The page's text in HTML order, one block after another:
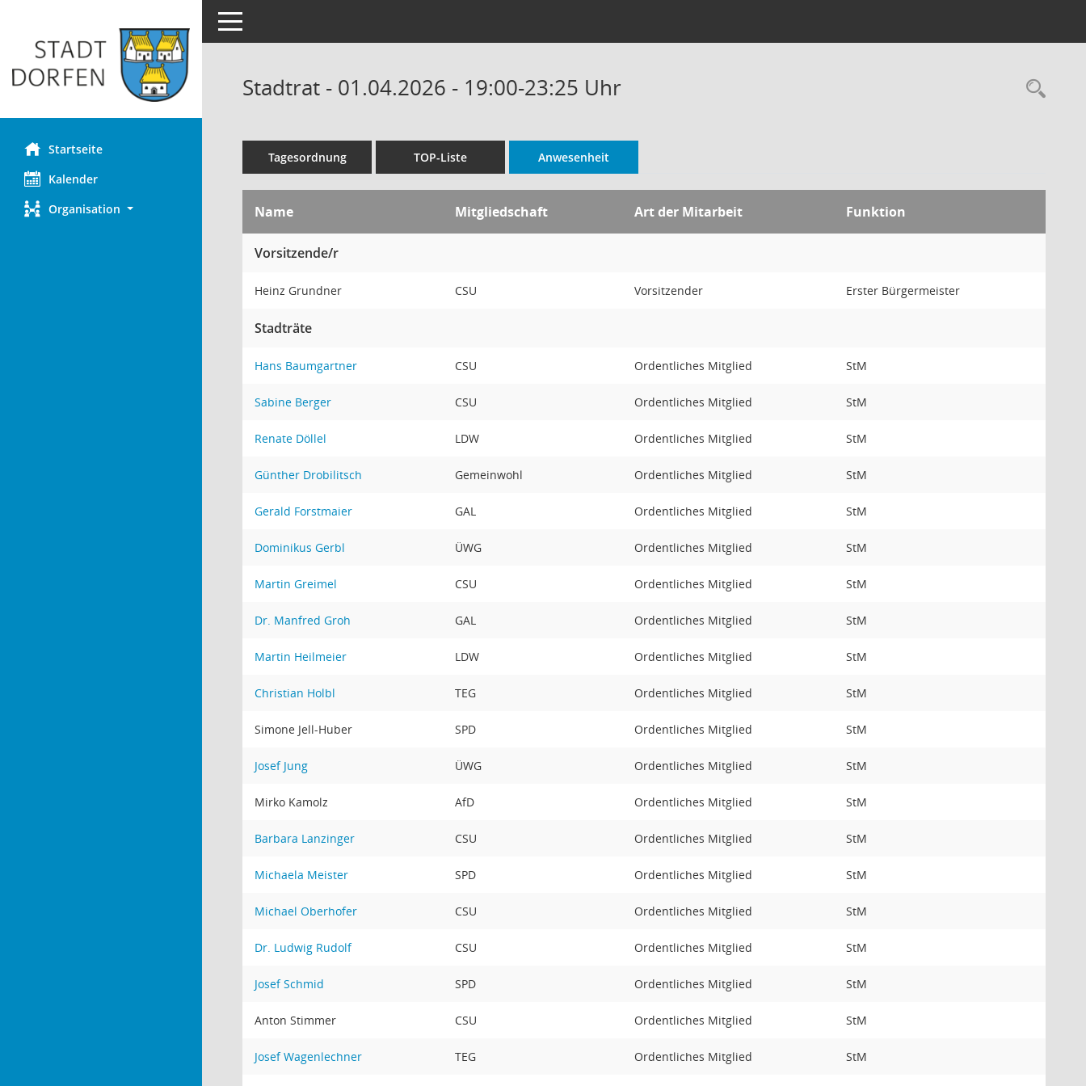
Startseite
Kalender
Organisation
Toggle navigation
Stadtrat - 01.04.2026 - 19:00-23:25 Uhr
Tagesordnung TOP-Liste Anwesenheit
Name Mitgliedschaft Art der Mitarbeit Funktion
Vorsitzende/r
Heinz Grundner CSU Vorsitzender Erster Bürgermeister
Stadträte
Hans Baumgartner CSU Ordentliches Mitglied StM
Sabine Berger CSU Ordentliches Mitglied StM
Renate Döllel LDW Ordentliches Mitglied StM
Günther Drobilitsch Gemeinwohl Ordentliches Mitglied StM
Gerald Forstmaier GAL Ordentliches Mitglied StM
Dominikus Gerbl ÜWG Ordentliches Mitglied StM
Martin Greimel CSU Ordentliches Mitglied StM
Dr. Manfred Groh GAL Ordentliches Mitglied StM
Martin Heilmeier LDW Ordentliches Mitglied StM
Christian Holbl TEG Ordentliches Mitglied StM
Simone Jell-Huber SPD Ordentliches Mitglied StM
Josef Jung ÜWG Ordentliches Mitglied StM
Mirko Kamolz AfD Ordentliches Mitglied StM
Barbara Lanzinger CSU Ordentliches Mitglied StM
Michaela Meister SPD Ordentliches Mitglied StM
Michael Oberhofer CSU Ordentliches Mitglied StM
Dr. Ludwig Rudolf CSU Ordentliches Mitglied StM
Josef Schmid SPD Ordentliches Mitglied StM
Anton Stimmer CSU Ordentliches Mitglied StM
Josef Wagenlechner TEG Ordentliches Mitglied StM